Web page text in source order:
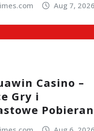
Aug 7, 2026
Casino –
Gry i